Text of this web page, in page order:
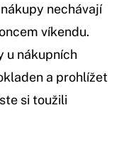
nechávají
víkendu.
u nákupních
a prohlížet
si toužili